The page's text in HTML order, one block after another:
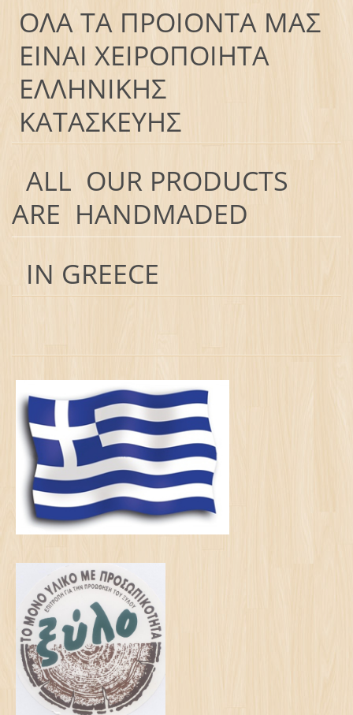
ΟΛΑ ΤΑ ΠΡΟΙΟΝΤΑ ΜΑΣ
ΕΙΝΑΙ ΧΕΙΡΟΠΟΙΗΤΑ
ΕΛΛΗΝΙΚΗΣ
ΚΑΤΑΣΚΕΥΗΣ
ALL OUR PRODUCTS
ARE HANDMADED
IN GREECE